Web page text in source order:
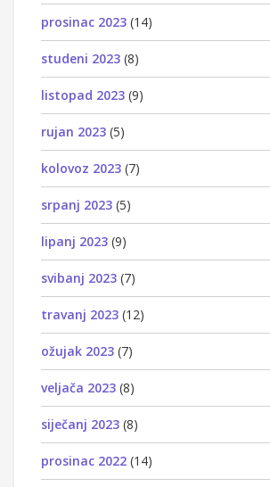
prosinac 2023 (14)
studeni 2023 (8)
listopad 2023 (9)
rujan 2023 (5)
kolovoz 2023 (7)
srpanj 2023 (5)
lipanj 2023 (9)
svibanj 2023 (7)
travanj 2023 (12)
ožujak 2023 (7)
veljača 2023 (8)
siječanj 2023 (8)
prosinac 2022 (14)